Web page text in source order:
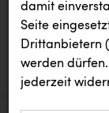
aktuelle
aktuelle
damit
Seite
Drittanbietern
werden
jederzeit